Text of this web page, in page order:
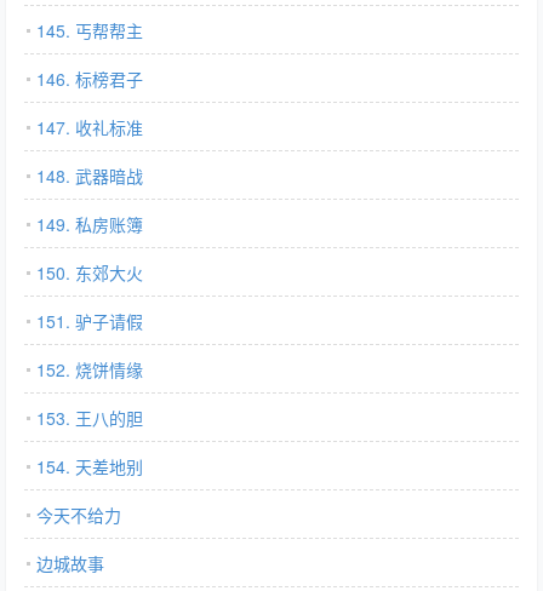
145. 丐帮帮主
146. 标榜君子
147. 收礼标准
148. 武器暗战
149. 私房账簿
150. 东郊大火
151. 驴子请假
152. 烧饼情缘
153. 王八的胆
154. 天差地别
今天不给力
边城故事